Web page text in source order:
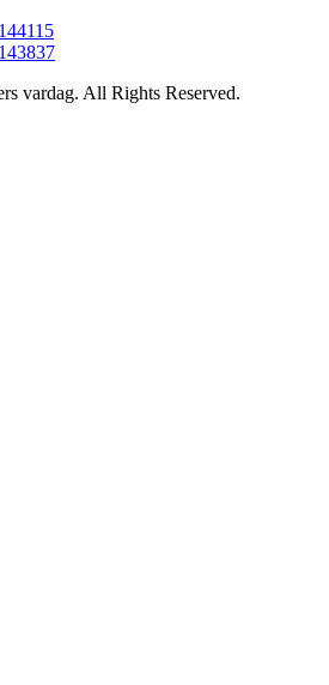
vardag. All Rights Reserved.